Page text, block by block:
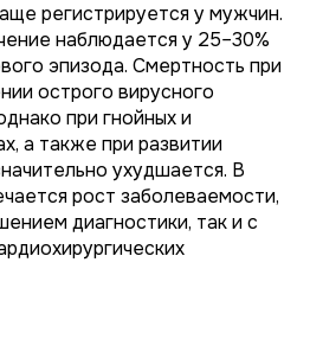
регистрируется у мужчин.
наблюдается у 25–30%
эпизода. Смертность при
острого вирусного
при гнойных и
а также при развитии
ухудшается. В
рост заболеваемости,
диагностики, так и с